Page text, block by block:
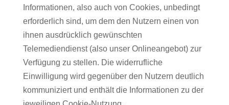
Informationen, also auch von Cookies, unbedingt
erforderlich sind, um dem den Nutzern einen von
ihnen ausdrücklich gewünschten
Telemediendienst (also unser Onlineangebot) zur
Verfügung zu stellen. Die widerrufliche
Einwilligung wird gegenüber den Nutzern deutlich
kommuniziert und enthält die Informationen zu der